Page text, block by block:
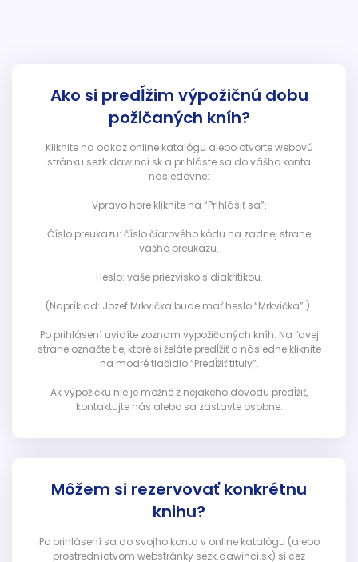
Ako si predĺžim výpožičnú dobu
požičaných kníh?
Kliknite na odkaz online katalógu alebo otvorte webovú
stránku sezk.dawinci.sk a prihláste sa do vášho konta
nasledovne:
Vpravo hore kliknite na “Prihlásiť sa”:
Číslo preukazu: číslo čiarového kódu na zadnej strane
vášho preukazu.
Heslo: vaše priezvisko s diakritikou.
(Napríklad: Jozef Mrkvička bude mať heslo “Mrkvička”.).
Po prihlásení uvidíte zoznam vypožičaných kníh. Na ľavej
strane označte tie, ktoré si želáte predĺžiť a následne kliknite
na modré tlačidlo “Predĺžiť tituly”.
Ak výpožičku nie je možné z nejakého dôvodu predĺžiť,
kontaktujte nás alebo sa zastavte osobne.
Môžem si rezervovať konkrétnu
knihu?
Po prihlásení sa do svojho konta v online katalógu (alebo
prostredníctvom webstránky sezk.dawinci.sk) si cez